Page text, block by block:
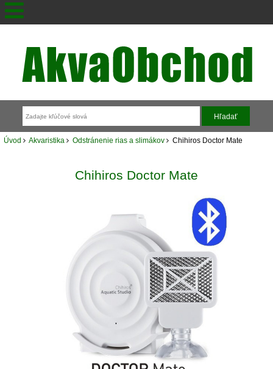
Úvod Akvaristika Odstránenie rias a slimákov Chihiros Doctor Mate
Chihiros Doctor Mate